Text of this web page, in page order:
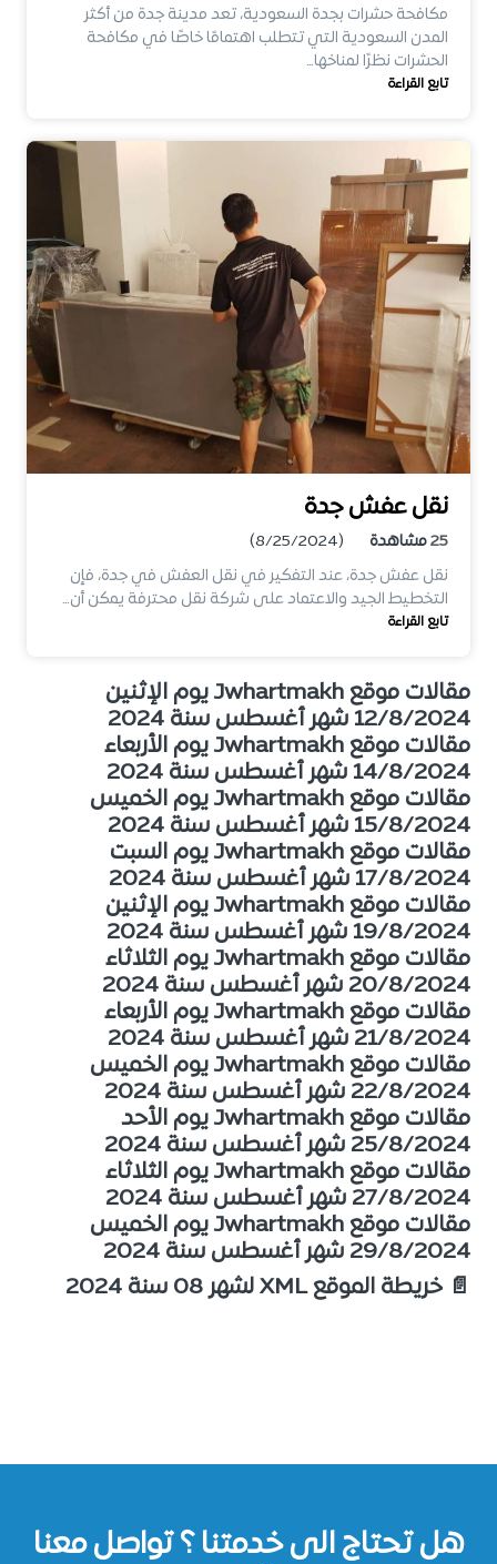
مكافحة حشرات بجدة السعودية، تعد مدينة جدة من أكثر
المدن السعودية التي تتطلب اهتمامًا خاصًا في مكافحة
الحشرات نظرًا لمناخها…
تابع القراءة
نقل عفش جدة
25مشاهدة
(8/25/2024)
نقل عفش جدة، عند التفكير في نقل العفش في جدة، فإن
التخطيط الجيد والاعتماد على شركة نقل محترفة يمكن أن…
تابع القراءة
مقالات موقع Jwhartmakh يوم الإثنين
12/8/2024 شهر أغسطس سنة 2024
مقالات موقع Jwhartmakh يوم الأربعاء
14/8/2024 شهر أغسطس سنة 2024
مقالات موقع Jwhartmakh يوم الخميس
15/8/2024 شهر أغسطس سنة 2024
مقالات موقع Jwhartmakh يوم السبت
17/8/2024 شهر أغسطس سنة 2024
مقالات موقع Jwhartmakh يوم الإثنين
19/8/2024 شهر أغسطس سنة 2024
مقالات موقع Jwhartmakh يوم الثلاثاء
20/8/2024 شهر أغسطس سنة 2024
مقالات موقع Jwhartmakh يوم الأربعاء
21/8/2024 شهر أغسطس سنة 2024
مقالات موقع Jwhartmakh يوم الخميس
22/8/2024 شهر أغسطس سنة 2024
مقالات موقع Jwhartmakh يوم الأحد
25/8/2024 شهر أغسطس سنة 2024
مقالات موقع Jwhartmakh يوم الثلاثاء
27/8/2024 شهر أغسطس سنة 2024
مقالات موقع Jwhartmakh يوم الخميس
29/8/2024 شهر أغسطس سنة 2024
📄 خريطة الموقع XML لشهر 08 سنة 2024
هل تحتاج الى خدمتنا ؟ تواصل معنا